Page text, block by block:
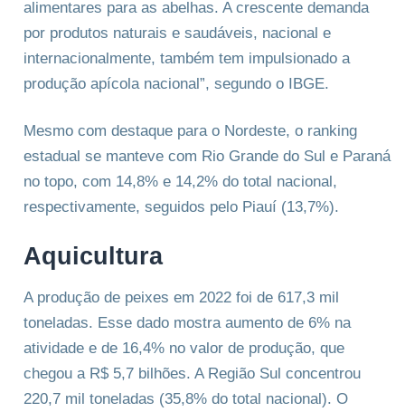
alimentares para as abelhas. A crescente demanda
por produtos naturais e saudáveis, nacional e
internacionalmente, também tem impulsionado a
produção apícola nacional”, segundo o IBGE.
Mesmo com destaque para o Nordeste, o ranking
estadual se manteve com Rio Grande do Sul e Paraná
no topo, com 14,8% e 14,2% do total nacional,
respectivamente, seguidos pelo Piauí (13,7%).
Aquicultura
A produção de peixes em 2022 foi de 617,3 mil
toneladas. Esse dado mostra aumento de 6% na
atividade e de 16,4% no valor de produção, que
chegou a R$ 5,7 bilhões. A Região Sul concentrou
220,7 mil toneladas (35,8% do total nacional). O